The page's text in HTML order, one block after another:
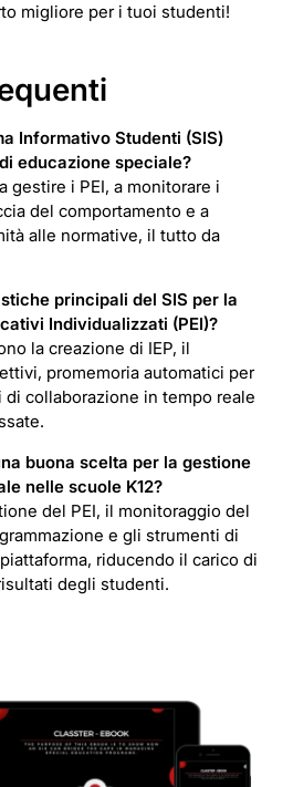
migliore per i tuoi studenti!
Informativo Studenti (SIS)
educazione speciale?
gestire i PEI, a monitorare i
del comportamento e a
alle normative, il tutto da
principali del SIS per la
Individualizzati (PEI)?
la creazione di IEP, il
promemoria automatici per
collaborazione in tempo reale
buona scelta per la gestione
nelle scuole K12?
del PEI, il monitoraggio del
e gli strumenti di
riducendo il carico di
degli studenti.